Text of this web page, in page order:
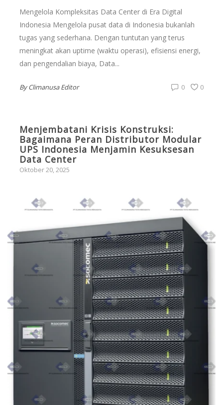
Mengelola Kompleksitas Data Center di Era Digital
Indonesia Mengelola pusat data di Indonesia bukanlah
tugas yang sederhana. Dengan tuntutan yang terus
meningkat akan uptime (waktu operasi), efisiensi energi,
dan pengendalian biaya, Data...
ByClimanusa Editor 0
0
Menjembatani Krisis Konstruksi:
Bagaimana Peran Distributor Modular
UPS Indonesia Menjamin Kesuksesan
Data Center
Oktober 20, 2025